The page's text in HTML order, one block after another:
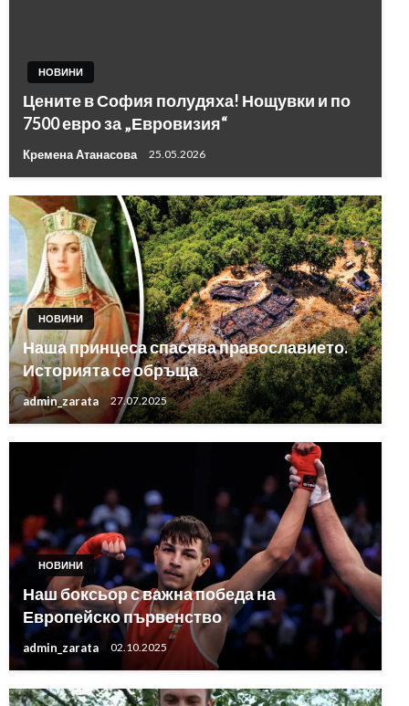
НОВИНИ
Цените в София полудяха! Нощувки и по
7500 евро за „Евровизия“
Кремена Атанасова 25.05.2026
НОВИНИ
Наша принцеса спасява православието.
Историята се обръща
admin_zarata 27.07.2025
НОВИНИ
Наш боксьор с важна победа на
Европейско първенство
admin_zarata 02.10.2025